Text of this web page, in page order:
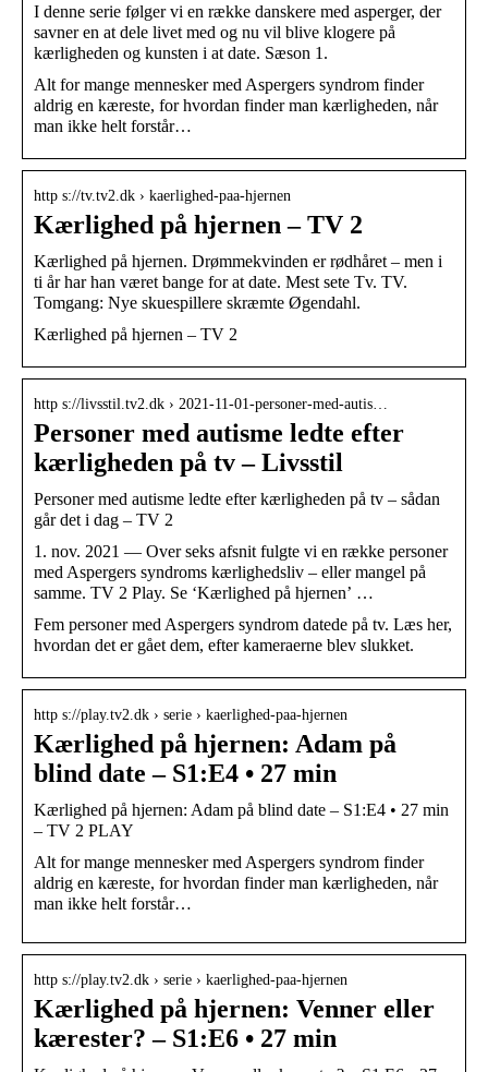
I denne serie følger vi en række danskere med asperger, der
savner en at dele livet med og nu vil blive klogere på
kærligheden og kunsten i at date. Sæson 1.
Alt for mange mennesker med Aspergers syndrom finder
aldrig en kæreste, for hvordan finder man kærligheden, når
man ikke helt forstår…
http s://tv.tv2.dk › kaerlighed-paa-hjernen
Kærlighed på hjernen – TV 2
Kærlighed på hjernen. Drømmekvinden er rødhåret – men i
ti år har han været bange for at date. Mest sete Tv. TV.
Tomgang: Nye skuespillere skræmte Øgendahl.
Kærlighed på hjernen – TV 2
http s://livsstil.tv2.dk › 2021-11-01-personer-med-autis…
Personer med autisme ledte efter
kærligheden på tv – Livsstil
Personer med autisme ledte efter kærligheden på tv – sådan
går det i dag – TV 2
1. nov. 2021 — Over seks afsnit fulgte vi en række personer
med Aspergers syndroms kærlighedsliv – eller mangel på
samme. TV 2 Play. Se ‘Kærlighed på hjernen’ …
Fem personer med Aspergers syndrom datede på tv. Læs her,
hvordan det er gået dem, efter kameraerne blev slukket.
http s://play.tv2.dk › serie › kaerlighed-paa-hjernen
Kærlighed på hjernen: Adam på
blind date – S1:E4 • 27 min
Kærlighed på hjernen: Adam på blind date – S1:E4 • 27 min
– TV 2 PLAY
Alt for mange mennesker med Aspergers syndrom finder
aldrig en kæreste, for hvordan finder man kærligheden, når
man ikke helt forstår…
http s://play.tv2.dk › serie › kaerlighed-paa-hjernen
Kærlighed på hjernen: Venner eller
kærester? – S1:E6 • 27 min